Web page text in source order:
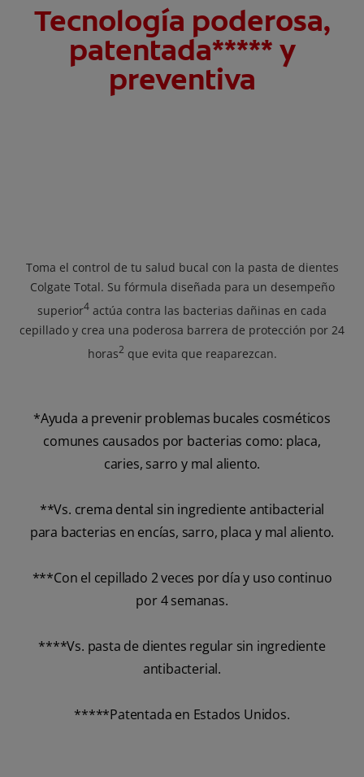
Tecnología poderosa,
patentada***** y
preventiva
Toma el control de tu salud bucal con la pasta de dientes
Colgate Total. Su fórmula diseñada para un desempeño
superior4 actúa contra las bacterias dañinas en cada
cepillado y crea una poderosa barrera de protección por 24
horas2 que evita que reaparezcan.
*Ayuda a prevenir problemas bucales cosméticos
comunes causados por bacterias como: placa,
caries, sarro y mal aliento.
**Vs. crema dental sin ingrediente antibacterial
para bacterias en encías, sarro, placa y mal aliento.
***Con el cepillado 2 veces por día y uso continuo
por 4 semanas.
****Vs. pasta de dientes regular sin ingrediente
antibacterial.
*****Patentada en Estados Unidos.